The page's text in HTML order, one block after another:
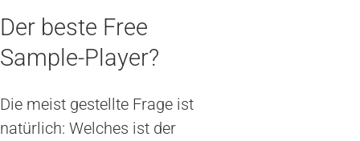
Der beste Free
Sample-Player?
Die meist gestellte Frage ist
natürlich: Welches ist der